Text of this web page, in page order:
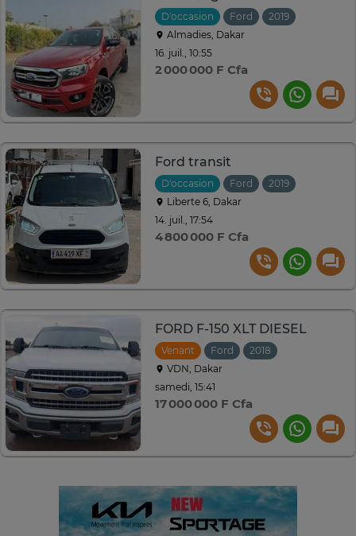
D'occasion Ford 2019
Almadies, Dakar
16. juil., 10:55
2 000 000 F Cfa
Ford transit
D'occasion Ford 2019
Liberte 6, Dakar
14. juil., 17:54
4 800 000 F Cfa
FORD F-150 XLT DIESEL
Venant Ford 2018
VDN, Dakar
samedi, 15:41
17 000 000 F Cfa